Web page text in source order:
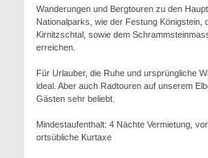
Wanderungen und Bergtouren zu den
Nationalparks, wie der Festung Königstein,
Kirnitzschtal, sowie dem
erreichen.
Für Urlauber, die Ruhe und ursprüngliche
ideal. Aber auch Radtouren auf unserem
Gästen sehr beliebt.
Mindestaufenthalt: 4 Nächte Vermietung,
ortsübliche Kurtaxe